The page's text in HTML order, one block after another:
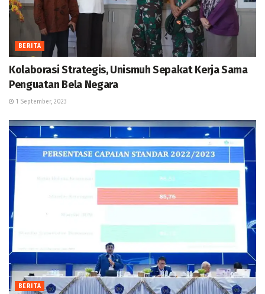
BERITA
Kolaborasi Strategis, Unismuh Sepakat Kerja Sama
Penguatan Bela Negara
1 September, 2023
BERITA